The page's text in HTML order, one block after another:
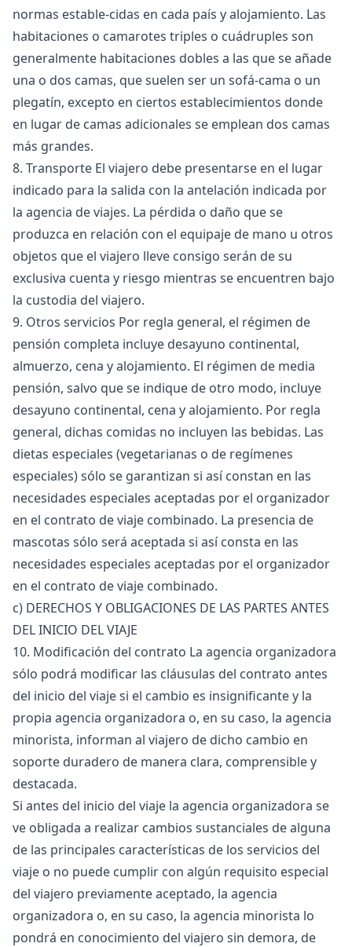
normas estable-cidas en cada país y alojamiento. Las
habitaciones o camarotes triples o cuádruples son
generalmente habitaciones dobles a las que se añade
una o dos camas, que suelen ser un sofá-cama o un
plegatín, excepto en ciertos establecimientos donde
en lugar de camas adicionales se emplean dos camas
más grandes.
8. Transporte El viajero debe presentarse en el lugar
indicado para la salida con la antelación indicada por
la agencia de viajes. La pérdida o daño que se
produzca en relación con el equipaje de mano u otros
objetos que el viajero lleve consigo serán de su
exclusiva cuenta y riesgo mientras se encuentren bajo
la custodia del viajero.
9. Otros servicios Por regla general, el régimen de
pensión completa incluye desayuno continental,
almuerzo, cena y alojamiento. El régimen de media
pensión, salvo que se indique de otro modo, incluye
desayuno continental, cena y alojamiento. Por regla
general, dichas comidas no incluyen las bebidas. Las
dietas especiales (vegetarianas o de regímenes
especiales) sólo se garantizan si así constan en las
necesidades especiales aceptadas por el organizador
en el contrato de viaje combinado. La presencia de
mascotas sólo será aceptada si así consta en las
necesidades especiales aceptadas por el organizador
en el contrato de viaje combinado.
c) DERECHOS Y OBLIGACIONES DE LAS PARTES ANTES
DEL INICIO DEL VIAJE
10. Modificación del contrato La agencia organizadora
sólo podrá modificar las cláusulas del contrato antes
del inicio del viaje si el cambio es insignificante y la
propia agencia organizadora o, en su caso, la agencia
minorista, informan al viajero de dicho cambio en
soporte duradero de manera clara, comprensible y
destacada.
Si antes del inicio del viaje la agencia organizadora se
ve obligada a realizar cambios sustanciales de alguna
de las principales características de los servicios del
viaje o no puede cumplir con algún requisito especial
del viajero previamente aceptado, la agencia
organizadora o, en su caso, la agencia minorista lo
pondrá en conocimiento del viajero sin demora, de